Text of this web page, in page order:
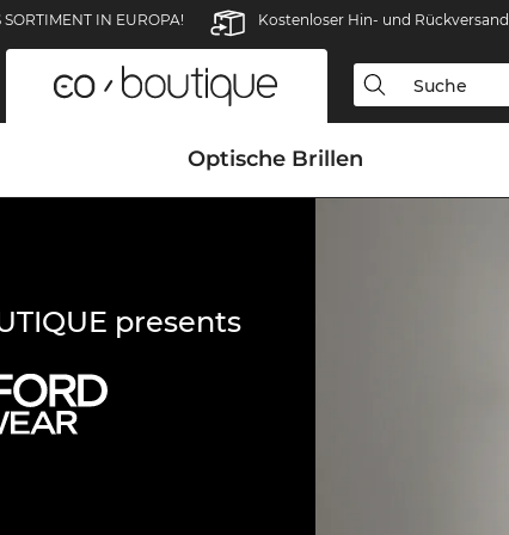
SORTIMENT IN EUROPA! Kostenloser Hin- und Rückversand
Optische Brillen
presents